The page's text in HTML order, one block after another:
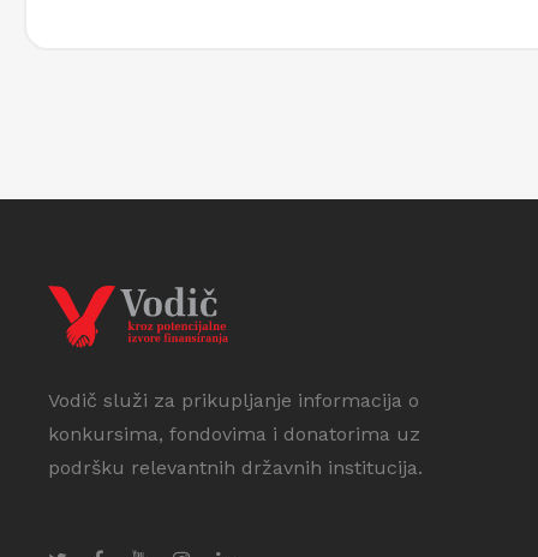
Vodič služi za prikupljanje informacija o
konkursima, fondovima i donatorima uz
podršku relevantnih državnih institucija.